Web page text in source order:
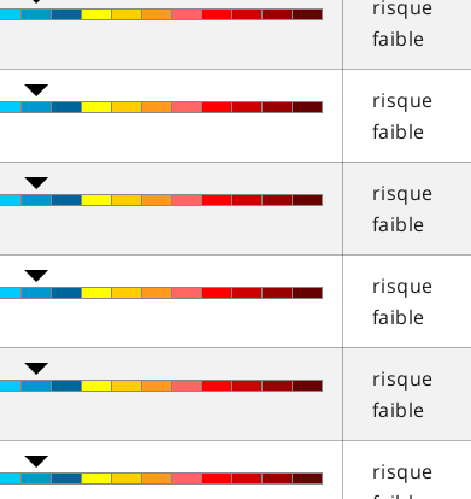
risque
faible
risque
faible
risque
faible
risque
faible
risque
faible
risque